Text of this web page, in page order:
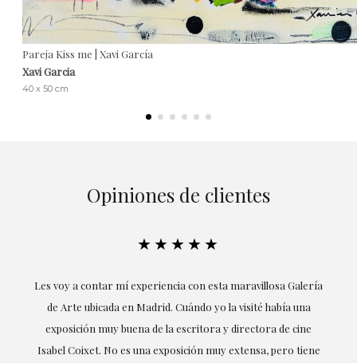
Pareja Kiss me | Xavi García
Xavi Garcia
40 x 50 cm
Opiniones de clientes
Galería
había una
de cine
pero tiene
★★★★★
Excepcional. María me ha acompañado en todo
la obtención de la obra y desde el inicio ha sabido
mis gustos y necesidades, la cercanía, la empatía y
profesionalidad han estado presentes en cada